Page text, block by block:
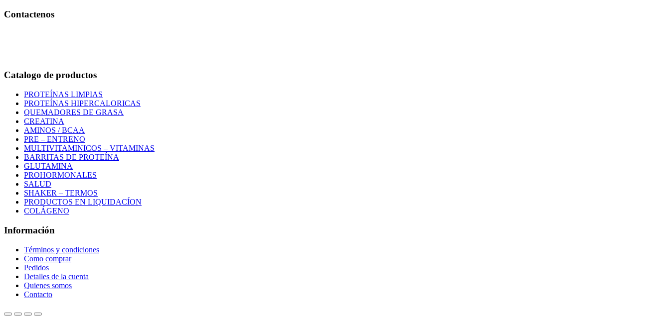
Contactenos
Catalogo de productos
PROTEÍNAS LIMPIAS
PROTEÍNAS HIPERCALORICAS
QUEMADORES DE GRASA
CREATINA
AMINOS / BCAA
PRE – ENTRENO
MULTIVITAMINICOS – VITAMINAS
BARRITAS DE PROTEÍNA
GLUTAMINA
PROHORMONALES
SALUD
SHAKER – TERMOS
PRODUCTOS EN LIQUIDACÍON
COLÁGENO
Información
Términos y condiciones
Como comprar
Pedidos
Detalles de la cuenta
Quienes somos
Contacto